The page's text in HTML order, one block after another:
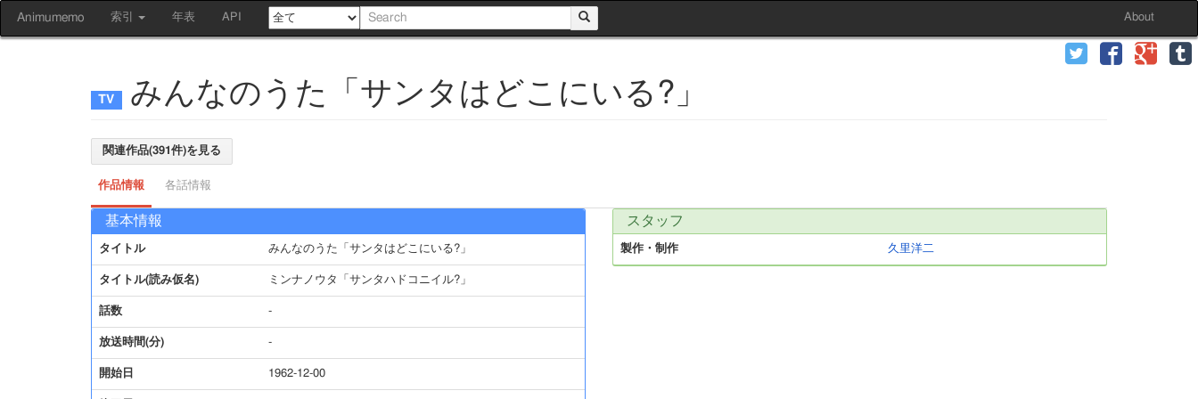
Animumemo 索引 年表 API About
みんなのうた「サンタはどこにいる?」
関連作品(391件)を見る
作品情報 各話情報
基本情報
タイトル みんなのうた「サンタはどこにいる?」
タイトル(読み仮名) ミンナノウタ「サンタハドコニイル?」
話数 -
放送時間(分) -
開始日 1962-12-00
スタッフ
製作・制作 久里洋二